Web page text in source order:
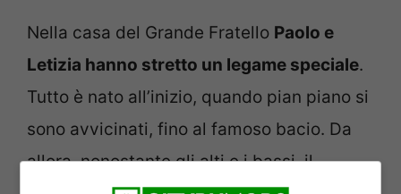
Nella casa del Grande Fratello Paolo e
Letizia hanno stretto un legame speciale.
Tutto è nato all’inizio, quando pian piano si
sono avvicinati, fino al famoso bacio. Da
allora, nonostante gli alti e i bassi, il